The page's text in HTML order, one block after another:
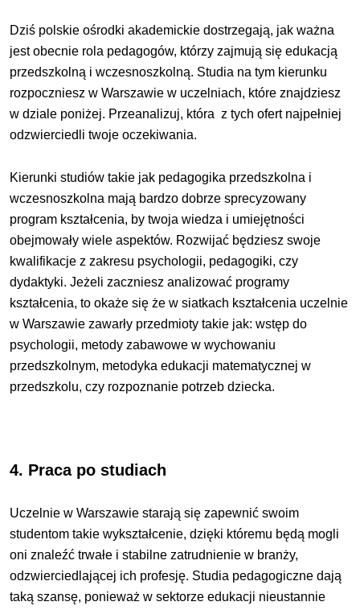
Dziś polskie ośrodki akademickie dostrzegają, jak ważna
jest obecnie rola pedagogów, którzy zajmują się edukacją
przedszkolną i wczesnoszkolną. Studia na tym kierunku
rozpoczniesz w Warszawie w uczelniach, które znajdziesz
w dziale poniżej. Przeanalizuj, która z tych ofert najpełniej
odzwierciedli twoje oczekiwania.
Kierunki studiów takie jak pedagogika przedszkolna i
wczesnoszkolna mają bardzo dobrze sprecyzowany
program kształcenia, by twoja wiedza i umiejętności
obejmowały wiele aspektów. Rozwijać będziesz swoje
kwalifikacje z zakresu psychologii, pedagogiki, czy
dydaktyki. Jeżeli zaczniesz analizować programy
kształcenia, to okaże się że w siatkach kształcenia uczelnie
w Warszawie zawarły przedmioty takie jak: wstęp do
psychologii, metody zabawowe w wychowaniu
przedszkolnym, metodyka edukacji matematycznej w
przedszkolu, czy rozpoznanie potrzeb dziecka.
4. Praca po studiach
Uczelnie w Warszawie starają się zapewnić swoim
studentom takie wykształcenie, dzięki któremu będą mogli
oni znaleźć trwałe i stabilne zatrudnienie w branży,
odzwierciedlającej ich profesję. Studia pedagogiczne dają
taką szansę, ponieważ w sektorze edukacji nieustannie